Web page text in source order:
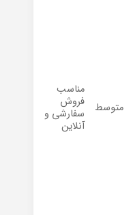
متوسط
مناسب
فروش
سفارشی و
آنلاین